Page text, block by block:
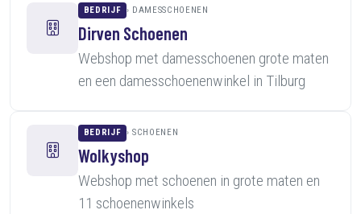
BEDRIJF DAMESSCHOENEN
Dirven Schoenen
Webshop met damesschoenen grote maten
en een damesschoenenwinkel in Tilburg
BEDRIJF SCHOENEN
Wolkyshop
Webshop met schoenen in grote maten en
11 schoenenwinkels